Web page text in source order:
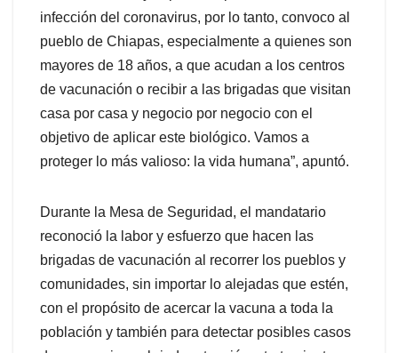
infección del coronavirus, por lo tanto, convoco al
pueblo de Chiapas, especialmente a quienes son
mayores de 18 años, a que acudan a los centros
de vacunación o recibir a las brigadas que visitan
casa por casa y negocio por negocio con el
objetivo de aplicar este biológico. Vamos a
proteger lo más valioso: la vida humana”, apuntó.
Durante la Mesa de Seguridad, el mandatario
reconoció la labor y esfuerzo que hacen las
brigadas de vacunación al recorrer los pueblos y
comunidades, sin importar lo alejadas que estén,
con el propósito de acercar la vacuna a toda la
población y también para detectar posibles casos